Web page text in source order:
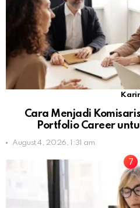
Karir
Cara Menjadi
Portfolio Career
August 4, 2026, 1:31 am